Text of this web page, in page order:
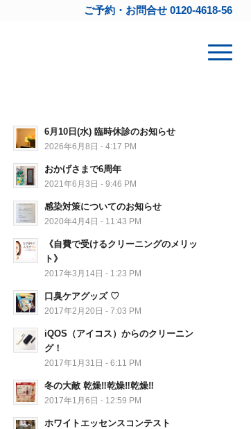
ご予約・お問合せ0120-4618-56
6月10日(水) 臨時休診のお知らせ
2026年6月8日 - 4:17 PM
おかげさまで6周年
2021年6月3日 - 9:46 PM
感染対策についてのお知らせ
2020年4月4日 - 11:43 PM
《自費で受けるクリーニングのメリッ
ト》
2017年3月14日 - 1:23 PM
口臭ケアグッズ ♡
2017年2月20日 - 7:03 PM
iQOS（アイコス）からのクリーニン
グ！
2017年1月31日 - 6:11 PM
冬の大敵 乾燥‼︎乾燥‼︎乾燥‼︎
2017年1月6日 - 12:59 PM
ホワイトエッセンスコンテスト